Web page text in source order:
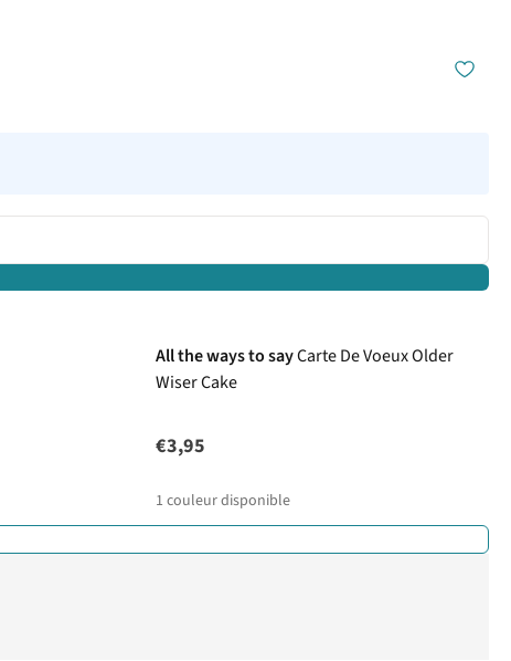
All the ways to sayCarte De Voeux Older
Wiser Cake
€3,95
1 couleur disponible